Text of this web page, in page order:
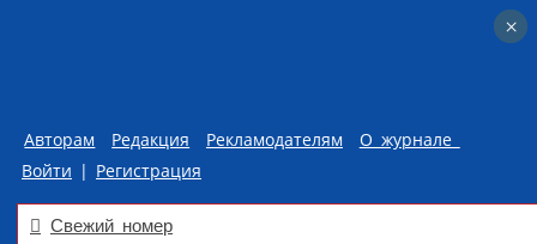
Авторам Редакция Рекламодателям
О журнале
Войти | Регистрация
Свежий номер
×
×